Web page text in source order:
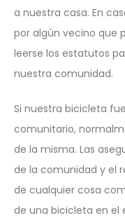
a nuestra casa. En
por algún vecino que
leerse los estatutos
nuestra comunidad.
Si nuestra bicicleta
comunitario,
de la misma. Las
de la comunidad y el
de cualquier cosa
de una bicicleta en el